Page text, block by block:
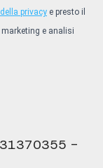
privacy e presto il
e analisi
-